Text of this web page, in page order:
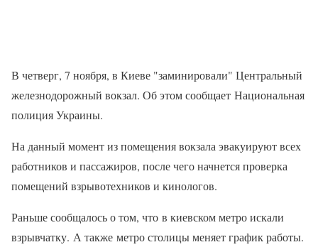
В четверг, 7 ноября, в Киеве "заминировали" Центральный
железнодорожный вокзал. Об этом сообщает Национальная
полиция Украины.
На данный момент из помещения вокзала эвакуируют всех
работников и пассажиров, после чего начнется проверка
помещений взрывотехников и кинологов.
Раньше сообщалось о том, что в киевском метро искали
взрывчатку. А также метро столицы меняет график работы.